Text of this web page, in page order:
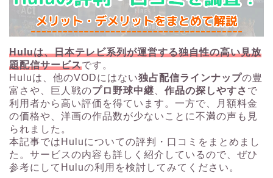
Huluは、日本テレビ系列が運営する独自性の高い見放
題配信サービスです。
Huluは、他のVODにはない独占配信ラインナップの豊
富さや、巨人戦のプロ野球中継 作品の探しやすさ で
利用者から高い評価を得ています。一方で、月額料金
の価格や、洋画の作品数が少ないことに不満の声も見
られました。
本記事ではHuluについての評判・口コミをまとめまし
た。サービスの内容も詳しく紹介しているので、ぜひ
参考にしてHuluの利用を検討してみてください。